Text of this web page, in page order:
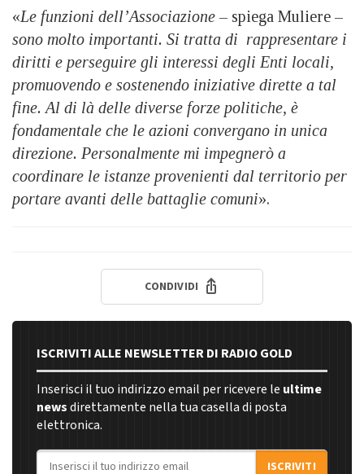
«Le funzioni dell’Associazione – spiega Muliere –
sono molto importanti. Si tratta di rappresentare i
diritti e perseguire gli interessi degli Enti locali,
promuovendo e sostenendo iniziative dirette a tal
fine. Al di là delle diverse forze politiche, è
fondamentale che le azioni convergano in unica
direzione. Personalmente mi impegnerò a
coordinare le istanze provenienti dal territorio per
portare avanti delle battaglie comuni».
CONDIVIDI
ISCRIVITI ALLE NEWSLETTER DI RADIO GOLD
Inserisci il tuo indirizzo email per ricevere le ultime
newsdirettamente nella tua casella di posta
elettronica.
Indirizzo email
ISCRIVITI